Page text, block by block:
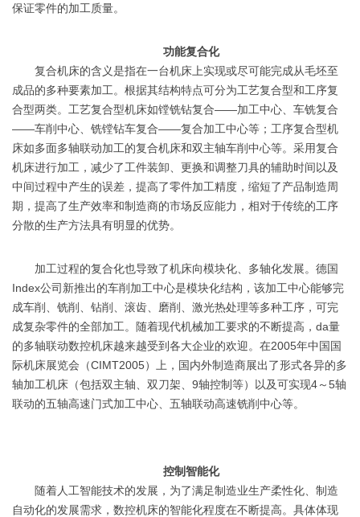
保证零件的加工质量。
功能复合化
复合机床的含义是指在一台机床上实现或尽可能完成从毛坯至
成品的多种要素加工。根据其结构特点可分为工艺复合型和工序复
合型两类。工艺复合型机床如镗铣钻复合——加工中心、车铣复合
——车削中心、铣镗钻车复合——复合加工中心等；工序复合型机
床如多面多轴联动加工的复合机床和双主轴车削中心等。采用复合
机床进行加工，减少了工件装卸、更换和调整刀具的辅助时间以及
中间过程中产生的误差，提高了零件加工精度，缩短了产品制造周
期，提高了生产效率和制造商的市场反应能力，相对于传统的工序
分散的生产方法具有明显的优势。
加工过程的复合化也导致了机床向模块化、多轴化发展。德国
Index公司新推出的车削加工中心是模块化结构，该加工中心能够完
成车削、铣削、钻削、滚齿、磨削、激光热处理等多种工序，可完
成复杂零件的全部加工。随着现代机械加工要求的不断提高，da量
的多轴联动数控机床越来越受到各大企业的欢迎。在2005年中国国
际机床展览会（CIMT2005）上，国内外制造商展出了形式各异的多
轴加工机床（包括双主轴、双刀架、9轴控制等）以及可实现4～5轴
联动的五轴高速门式加工中心、五轴联动高速铣削中心等。
控制智能化
随着人工智能技术的发展，为了满足制造业生产柔性化、制造
自动化的发展需求，数控机床的智能化程度在不断提高。具体体现